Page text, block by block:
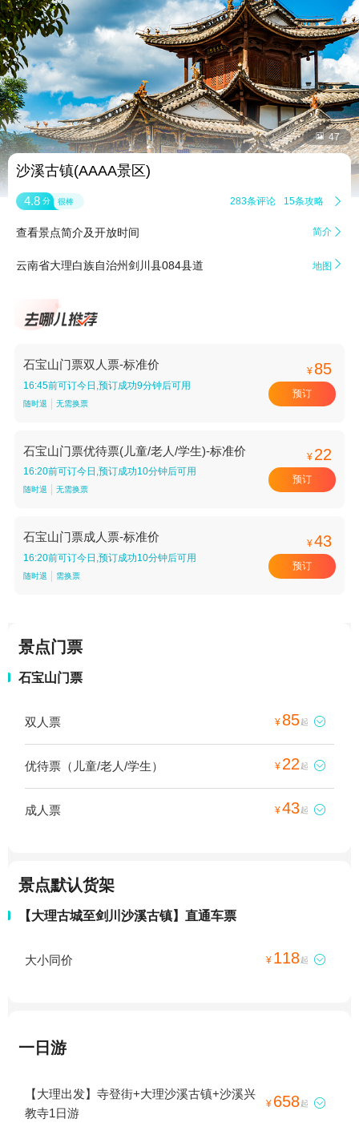
 47
沙溪古镇(AAAA景区)
4.8 分 很棒 283条评论 15条攻略 
查看景点简介及开放时间 简介 
云南省大理白族自治州剑川县084县道 地图 
石宝山门票双人票-标准价
16:45前可订今日,预订成功9分钟后可用
随时退 无需换票
¥ 85
预订
石宝山门票优待票(儿童/老人/学生)-标准价
16:20前可订今日,预订成功10分钟后可用
随时退 无需换票
¥ 22
预订
石宝山门票成人票-标准价
16:20前可订今日,预订成功10分钟后可用
随时退 需换票
¥43
预订
景点门票
石宝山门票
双人票 ¥ 85起 
优待票（儿童/老人/学生） ¥ 22 起 
成人票 ¥43起 
景点默认货架
【大理古城至剑川沙溪古镇】直通车票
大小同价 ¥ 118起 
一日游
【大理出发】寺登街+大理沙溪古镇+沙溪兴
教寺1日游
¥ 658起 
